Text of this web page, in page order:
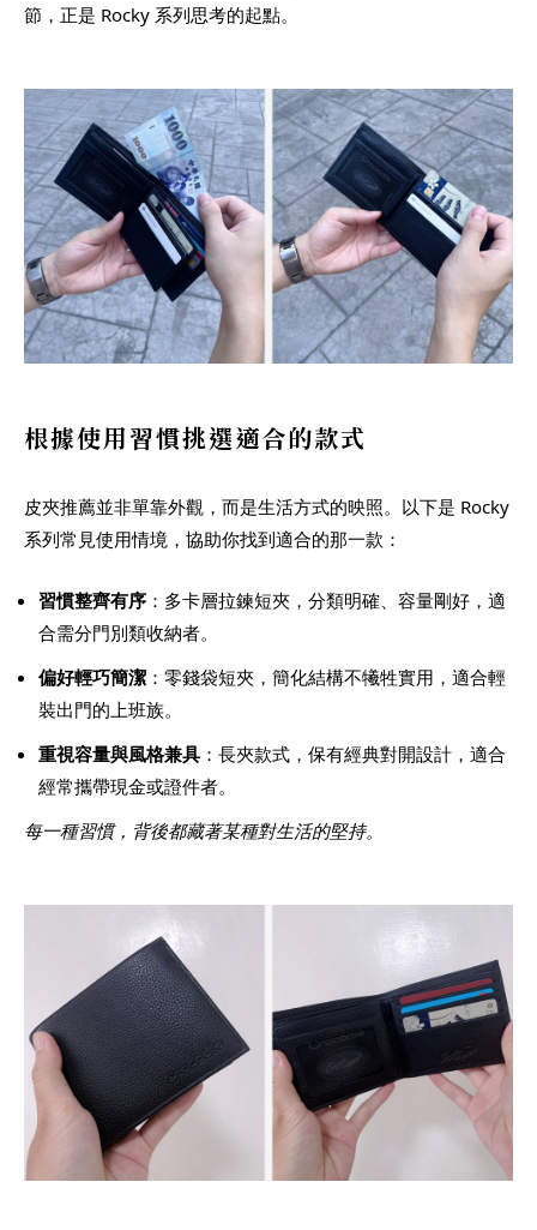
節，正是 Rocky 系列思考的起點。
根據使用習慣挑選適合的款式
皮夾推薦並非單靠外觀，而是生活方式的映照。以下是 Rocky
系列常見使用情境，協助你找到適合的那一款：
習慣整齊有序 ：多卡層拉鍊短夾，分類明確、容量剛好，適
合需分門別類收納者。
偏好輕巧簡潔 ：零錢袋短夾，簡化結構不犧牲實用，適合輕
裝出門的上班族。
重視容量與風格兼具 ：長夾款式，保有經典對開設計，適合
經常攜帶現金或證件者。
每一種習慣，背後都藏著某種對生活的堅持。